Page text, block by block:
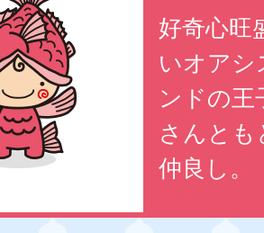
好奇心旺
いオアシ
ンドの王
さんと
仲良し。